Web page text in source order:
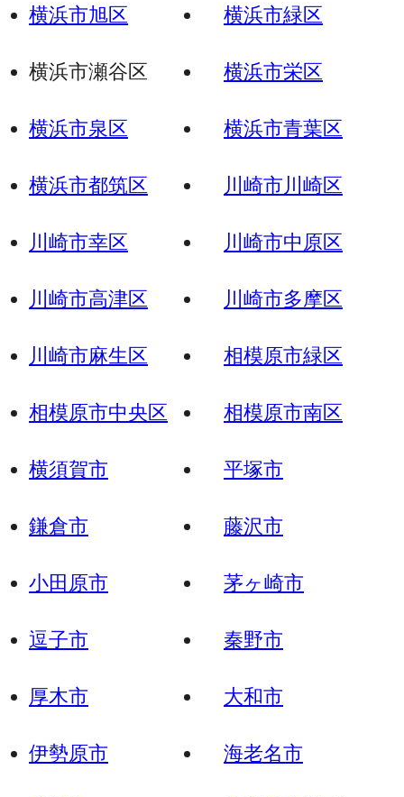
横浜市旭区 横浜市緑区
横浜市瀬谷区 横浜市栄区
横浜市泉区 横浜市青葉区
横浜市都筑区 川崎市川崎区
川崎市幸区 川崎市中原区
川崎市高津区 川崎市多摩区
川崎市麻生区 相模原市緑区
相模原市中央区 相模原市南区
横須賀市 平塚市
鎌倉市 藤沢市
小田原市 茅ヶ崎市
逗子市 秦野市
厚木市 大和市
伊勢原市 海老名市